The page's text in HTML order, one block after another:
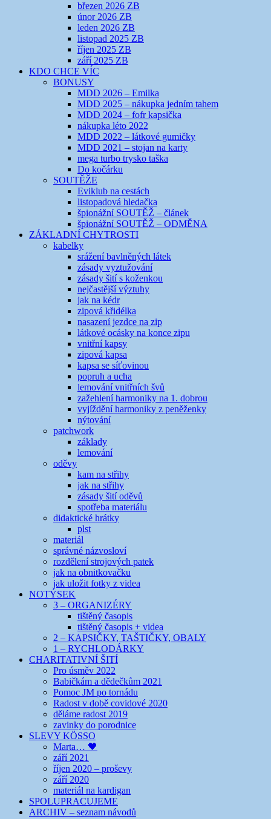
březen 2026 ZB
únor 2026 ZB
leden 2026 ZB
listopad 2025 ZB
říjen 2025 ZB
září 2025 ZB
KDO CHCE VÍC
BONUSY
MDD 2026 – Emilka
MDD 2025 – nákupka jedním tahem
MDD 2024 – fofr kapsička
nákupka léto 2022
MDD 2022 – látkové gumičky
MDD 2021 – stojan na karty
mega turbo trysko taška
Do kočárku
SOUTĚŽE
Eviklub na cestách
listopadová hledačka
špionážní SOUTĚŽ – článek
špionážní SOUTĚŽ – ODMĚNA
ZÁKLADNÍ CHYTROSTI
kabelky
srážení bavlněných látek
zásady vyztužování
zásady šití s koženkou
nejčastější výztuhy
jak na kédr
zipová křidélka
nasazení jezdce na zip
látkové ocásky na konce zipu
vnitřní kapsy
zipová kapsa
kapsa se síťovinou
popruh a ucha
lemování vnitřních švů
zažehlení harmoniky na 1. dobrou
vyjíždění harmoniky z peněženky
nýtování
patchwork
základy
lemování
oděvy
kam na střihy
jak na střihy
zásady šití oděvů
spotřeba materiálu
didaktické hrátky
plst
materiál
správné názvosloví
rozdělení strojových patek
jak na obnitkovačku
jak uložit fotky z videa
NOTÝSEK
3 – ORGANIZÉRY
tištěný časopis
tištěný časopis + videa
2 – KAPSIČKY, TAŠTIČKY, OBALY
1 – RYCHLODÁRKY
CHARITATIVNÍ ŠITÍ
Pro úsměv 2022
Babičkám a dědečkům 2021
Pomoc JM po tornádu
Radost v době covidové 2020
děláme radost 2019
zavinky do porodnice
SLEVY KÖSSO
Marta… 🖤
září 2021
říjen 2020 – proševy
září 2020
materiál na kardigan
SPOLUPRACUJEME
ARCHIV – seznam návodů